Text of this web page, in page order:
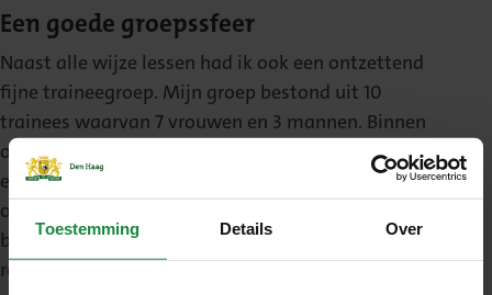
Toestemming Details Over
Een goede groepssfeer
Naast alle wijze lessen had ik ook een ontzettend
fijne traineegroep. Mijn groep bestond uit 10
trainees waarvan 7 vrouwen en 3 mannen. Binnen
onze groep was ruimte voor elkaar en dat bracht
een ontzettend goede sfeer. Inmiddels zijn we al 4x
op traineeweekend geweest in zowel binnen- als
buitenland, en nu ik dit zo schrijf is dit een goede
reminder om een vijfde weekendje te organiseren!